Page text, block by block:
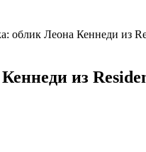
облик Леона Кеннеди из
из